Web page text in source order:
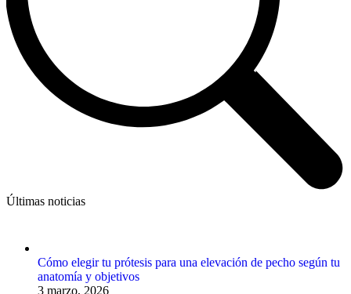
Últimas noticias
Cómo elegir tu prótesis para una elevación de pecho según tu
anatomía y objetivos
3 marzo, 2026